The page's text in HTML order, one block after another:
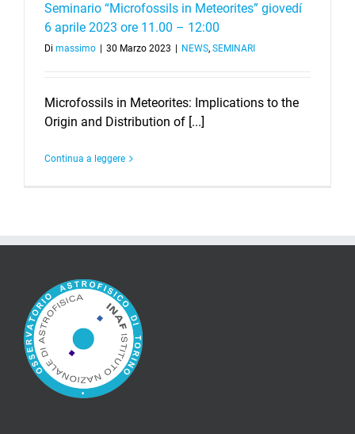
Seminario “Microfossils in Meteorites” giovedí
6 aprile 2023 ore 11.00 – 12:00
Di massimo 30 Marzo 2023 NEWS, SEMINARI
Microfossils in Meteorites: Implications to the
Origin and Distribution of [...]
Continua a leggere